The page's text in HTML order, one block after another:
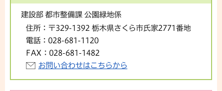
建設部 都市整備課 公園緑地係
住所： 〒329-1392 栃木県さくら市氏家2771番地
電話： 028-681-1120
FAX： 028-681-1482
お問い合わせはこちらから